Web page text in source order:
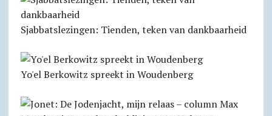
Sjabbats­lezingen: Tienden, teken van dankbaarheid
Yo'el Berkowitz spreekt in Woudenberg